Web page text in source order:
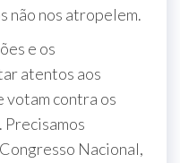
não nos atropelem.
e os
atentos aos
votam contra os
Nacional,